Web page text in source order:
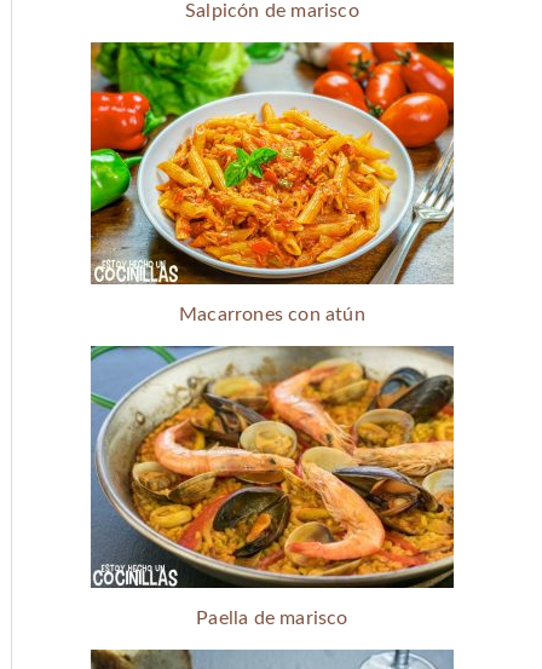
Salpicón de marisco
Macarrones con atún
Paella de marisco